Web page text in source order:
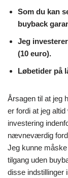
Som du kan
buyback
Jeg
(10 euro).
Løbetider på
Årsagen til at jeg
er fordi at jeg
investering
nævneværdig
Jeg kunne
tilgang uden
disse indstillinger